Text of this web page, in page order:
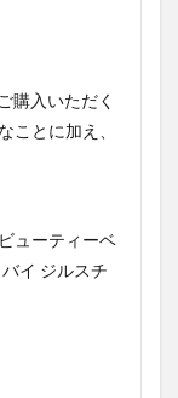
購入いただく
ことに加え、
ューティーベ
イ ジルスチ